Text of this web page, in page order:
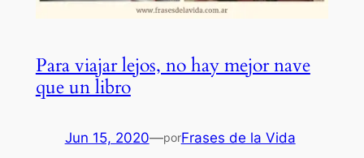
Para viajar lejos, no hay mejor nave
que un libro
Jun 15, 2020—porFrases de la Vida